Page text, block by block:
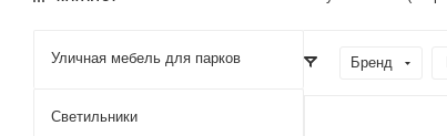
Бренд
Уличная мебель для парков
Светильники